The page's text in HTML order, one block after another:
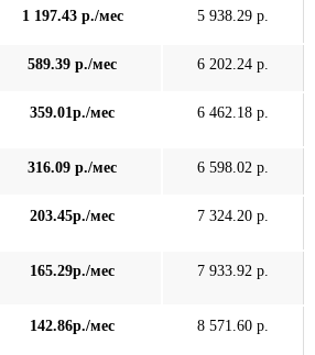
1 197.43 р./мес 5 938.29 р.
589.39 р./мес 6 202.24 р.
359.01р./мес 6 462.18 р.
316.09 р./мес 6 598.02 р.
203.45р./мес 7 324.20 р.
165.29р./мес 7 933.92 р.
142.86р./мес 8 571.60 р.